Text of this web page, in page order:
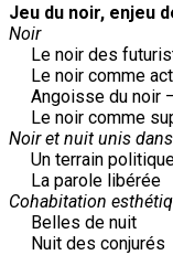
Jeu du noir, enjeu
Noir
Le noir des
Le noir comme
Angoisse du noir
Le noir comme
Noir et nuit unis
Un terrain
La parole libérée
Cohabitation
Belles de nuit
Nuit des conjurés